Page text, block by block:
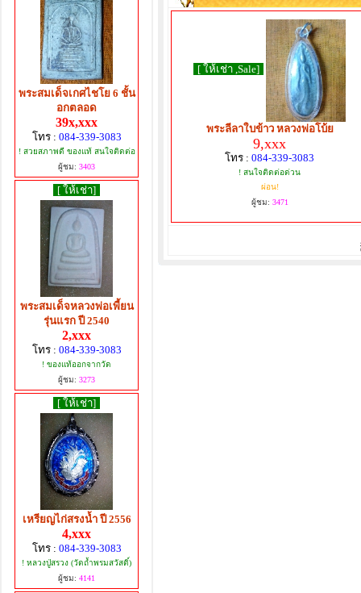
พระสมเด็จเกศไชโย 6 ชั้น
อกตลอด
39x,xxx
โทร : 084-339-3083
! สวยสภาพดี ของแท้ สนใจติดต่อ
ผู้ชม: 3403
[ ให้เช่า]
พระสมเด็จหลวงพ่อเพี้ยน
รุ่นแรก ปี 2540
2,xxx
โทร : 084-339-3083
! ของแท้ออกจากวัด
ผู้ชม: 3273
[ ให้เช่า]
เหรียญไก่สรงน้ำ ปี 2556
4,xxx
โทร : 084-339-3083
! หลวงปู่สรวง (วัดถ้ำพรมสวัสดิ์)
ผู้ชม: 4141
[ ให้เช่า ,Sale]
พระลีลาใบข้าว หลวงพ่อโบ้ย
9,xxx
โทร : 084-339-3083
! สนใจติดต่อด่วน
ผ่อน!
ผู้ชม: 3471